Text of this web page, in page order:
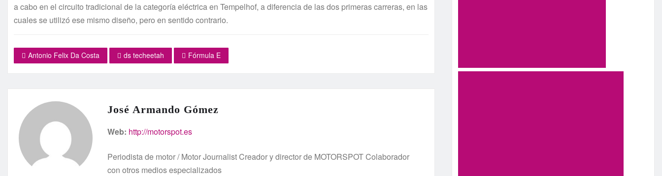
a cabo en el circuito tradicional de la categoría eléctrica en Tempelhof, a diferencia de las dos primeras carreras, en las
cuales se utilizó ese mismo diseño, pero en sentido contrario.
Antonio Felix Da Costa ds techeetah Fórmula E
José Armando Gómez
Web: http://motorspot.es
Periodista de motor / Motor Journalist Creador y director de MOTORSPOT Colaborador
con otros medios especializados